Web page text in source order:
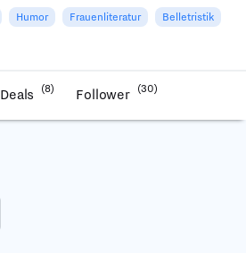
Humor Frauenliteratur
Belletristik
Deals (8) Follower (30)